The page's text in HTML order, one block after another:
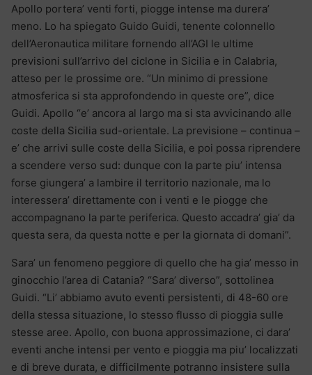
Apollo portera’ venti forti, piogge intense ma durera’
meno. Lo ha spiegato Guido Guidi, tenente colonnello
dell’Aeronautica militare fornendo all’AGI le ultime
previsioni sull’arrivo del ciclone in Sicilia e in Calabria,
atteso per le prossime ore. “Un minimo di pressione
atmosferica si sta approfondendo in queste ore”, dice
Guidi. Apollo “e’ ancora al largo ma si sta avvicinando alle
coste della Sicilia sud-orientale. La previsione – continua –
e’ che arrivi sulle coste della Sicilia, e poi possa riprendere
a scendere verso sud: dunque con la parte piu’ intensa
forse giungera’ a lambire il territorio nazionale, ma lo
interessera’ direttamente con i venti e le piogge che
accompagnano la parte periferica. Questo accadra’ gia’ da
questa sera, da questa notte e per la giornata di domani”.
Sara’ un fenomeno peggiore di quello che ha gia’ messo in
ginocchio l’area di Catania? “Sara’ diverso”, sottolinea
Guidi. “Li’ abbiamo avuto eventi persistenti, di 48-60 ore
della stessa situazione, lo stesso flusso di pioggia sulle
stesse aree. Apollo, con buona approssimazione, ci dara’
eventi anche intensi per vento e pioggia ma piu’ localizzati
e di breve durata, e difficilmente potranno insistere sulla